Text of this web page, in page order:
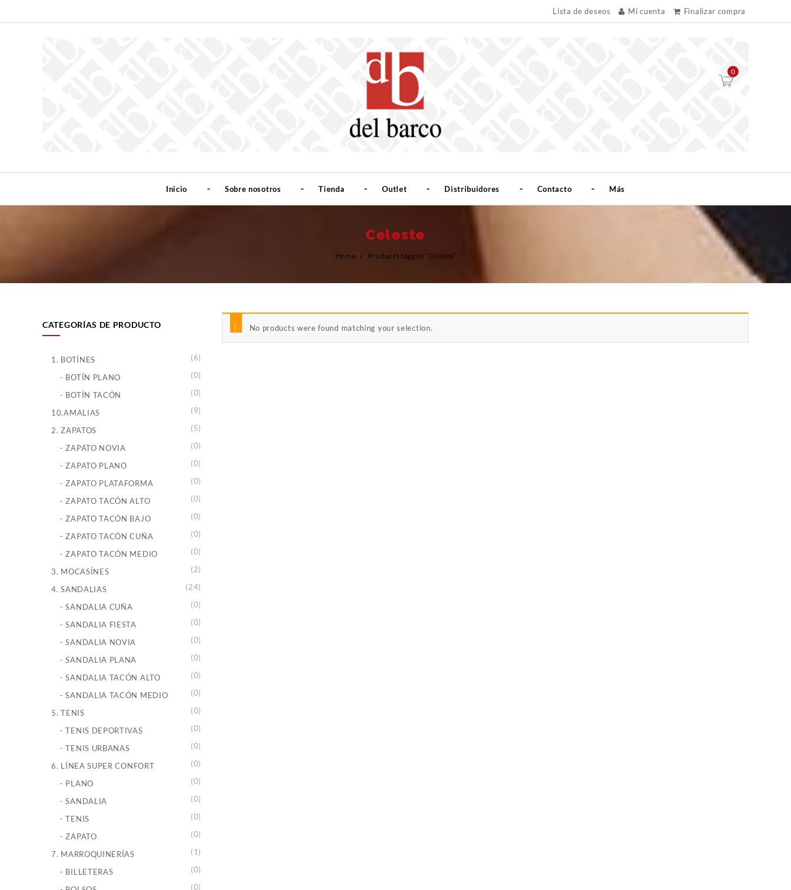
Lista de deseos Mi cuenta Finalizar compra
0
Inicio Sobre nosotros Tienda Outlet Distribuidores Contacto Más
Celeste
Home / Products tagged “Celeste”
No products were found matching your selection.
CATEGORÍAS DE PRODUCTO
1. BOTÍNES (6)
- BOTÍN PLANO (0)
- BOTÍN TACÓN (0)
10.AMALIAS (9)
2. ZAPATOS (5)
- ZAPATO NOVIA (0)
- ZAPATO PLANO (0)
- ZAPATO PLATAFORMA (0)
- ZAPATO TACÓN ALTO (0)
- ZAPATO TACÓN BAJO (0)
- ZAPATO TACÓN CUÑA (0)
- ZAPATO TACÓN MEDIO (0)
3. MOCASÍNES (2)
4. SANDALIAS (24)
- SANDALIA CUÑA (0)
- SANDALIA FIESTA (0)
- SANDALIA NOVIA (0)
- SANDALIA PLANA (0)
- SANDALIA TACÓN ALTO (0)
- SANDALIA TACÓN MEDIO (0)
5. TENIS (0)
- TENIS DEPORTIVAS (0)
- TENIS URBANAS (0)
6. LÍNEA SUPER CONFORT (0)
- PLANO (0)
- SANDALIA (0)
- TENIS (0)
- ZAPATO (0)
7. MARROQUINERÍAS (1)
- BILLETERAS (0)
(0)